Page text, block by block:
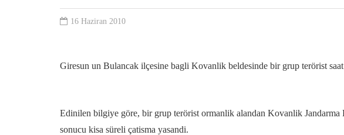
16 Haziran 2010
Giresun un Bulancak ilçesine bagli Kovanlik beldesinde bir grup terörist
Edinilen bilgiye göre, bir grup terörist ormanlik alandan Kovanlik
sonucu kisa süreli çatisma yasandi.